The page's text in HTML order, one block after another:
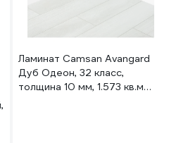
Ламинат Camsan Avangard
Дуб Одеон, 32 класс,
толщина 10 мм, 1.573 кв.м